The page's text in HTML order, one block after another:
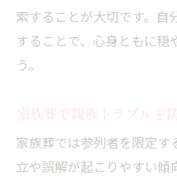
索することが大切です。
することで、心身ともに
う。
家族葬では参列者を限定
立や誤解が起こりやすい